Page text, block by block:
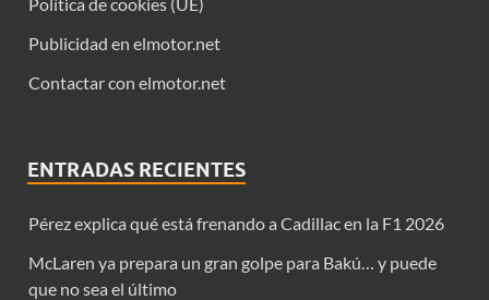
Publicidad en elmotor.net
Contactar con elmotor.net
ENTRADAS RECIENTES
Pérez explica qué está frenando a Cadillac en la F1 2026
McLaren ya prepara un gran golpe para Bakú… y puede
que no sea el último